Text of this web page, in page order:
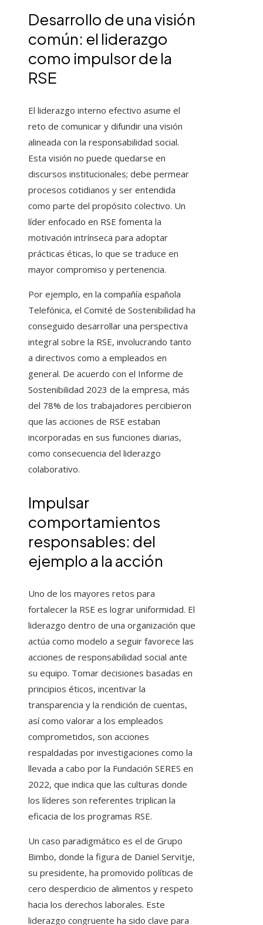
Desarrollo de una visión
común: el liderazgo
como impulsor de la
RSE
El liderazgo interno efectivo asume el
reto de comunicar y difundir una visión
alineada con la responsabilidad social.
Esta visión no puede quedarse en
discursos institucionales; debe permear
procesos cotidianos y ser entendida
como parte del propósito colectivo. Un
líder enfocado en RSE fomenta la
motivación intrínseca para adoptar
prácticas éticas, lo que se traduce en
mayor compromiso y pertenencia.
Por ejemplo, en la compañía española
Telefónica, el Comité de Sostenibilidad ha
conseguido desarrollar una perspectiva
integral sobre la RSE, involucrando tanto
a directivos como a empleados en
general. De acuerdo con el Informe de
Sostenibilidad 2023 de la empresa, más
del 78% de los trabajadores percibieron
que las acciones de RSE estaban
incorporadas en sus funciones diarias,
como consecuencia del liderazgo
colaborativo.
Impulsar
comportamientos
responsables: del
ejemplo a la acción
Uno de los mayores retos para
fortalecer la RSE es lograr uniformidad. El
liderazgo dentro de una organización que
actúa como modelo a seguir favorece las
acciones de responsabilidad social ante
su equipo. Tomar decisiones basadas en
principios éticos, incentivar la
transparencia y la rendición de cuentas,
así como valorar a los empleados
comprometidos, son acciones
respaldadas por investigaciones como la
llevada a cabo por la Fundación SERES en
2022, que indica que las culturas donde
los líderes son referentes triplican la
eficacia de los programas RSE.
Un caso paradigmático es el de Grupo
Bimbo, donde la figura de Daniel Servitje,
su presidente, ha promovido políticas de
cero desperdicio de alimentos y respeto
hacia los derechos laborales. Este
liderazgo congruente ha sido clave para